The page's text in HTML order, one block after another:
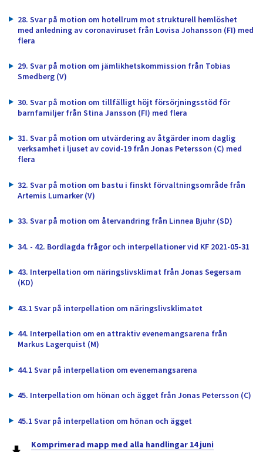
28. Svar på motion om hotellrum mot strukturell hemlöshet
med anledning av coronaviruset från Lovisa Johansson (FI) med
flera
29. Svar på motion om jämlikhetskommission från Tobias
Smedberg (V)
30. Svar på motion om tillfälligt höjt försörjningsstöd för
barnfamiljer från Stina Jansson (FI) med flera
31. Svar på motion om utvärdering av åtgärder inom daglig
verksamhet i ljuset av covid-19 från Jonas Petersson (C) med
flera
32. Svar på motion om bastu i finskt förvaltningsområde från
Artemis Lumarker (V)
33. Svar på motion om återvandring från Linnea Bjuhr (SD)
34. - 42. Bordlagda frågor och interpellationer vid KF 2021-05-31
43. Interpellation om näringslivsklimat från Jonas Segersam
(KD)
43.1 Svar på interpellation om näringslivsklimatet
44. Interpellation om en attraktiv evenemangsarena från
Markus Lagerquist (M)
44.1 Svar på interpellation om evenemangsarena
45. Interpellation om hönan och ägget från Jonas Petersson (C)
45.1 Svar på interpellation om hönan och ägget
Komprimerad mapp med alla handlingar 14 juni